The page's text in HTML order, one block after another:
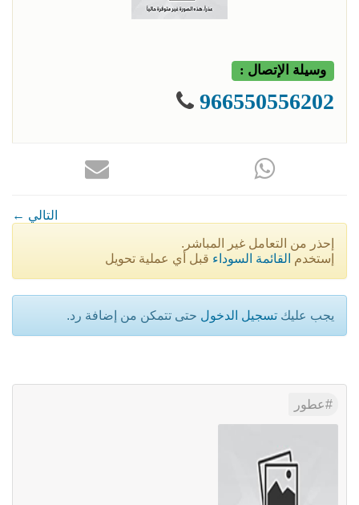
وسيلة الإتصال :
966550556202
← التالي
إحذر من التعامل غير المباشر.
إستخدم القائمة السوداء قبل أي عملية تحويل
يجب عليك تسجيل الدخول حتى تتمكن من إضافة رد.
عطور